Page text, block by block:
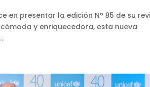
en presentar la edición N° 85 de su
y enriquecedora, esta nueva